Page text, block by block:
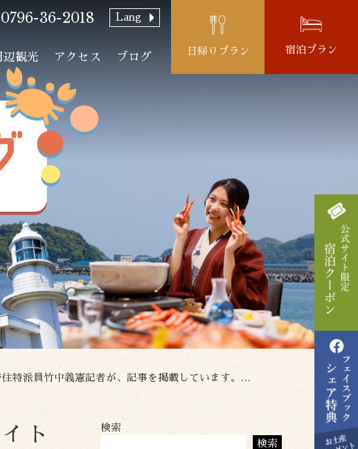
0796-36-2018 Lang
辺観光 アクセス ブログ
日帰りプラン 宿泊プラン
ます。一方日本海新聞には松葉蟹高値の記事が掲載されています。
ト
検索
検索